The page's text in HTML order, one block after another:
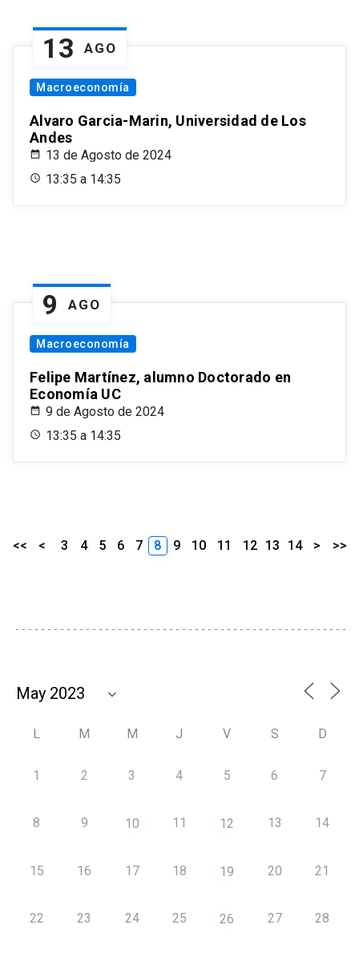
13 AGO
Macroeconomía
Alvaro Garcia-Marin, Universidad de Los
Andes
13 de Agosto de 2024
13:35 a 14:35
9 AGO
Macroeconomía
Felipe Martínez, alumno Doctorado en
Economía UC
9 de Agosto de 2024
13:35 a 14:35
<< < 3 4 5 6 7 8 9 10 11 12 13 14 > >>
L M M J V S D
1 2 3 4 5 6 7
8 9 10 11 12 13 14
15 16 17 18 19 20 21
22 23 24 25 26 27 28